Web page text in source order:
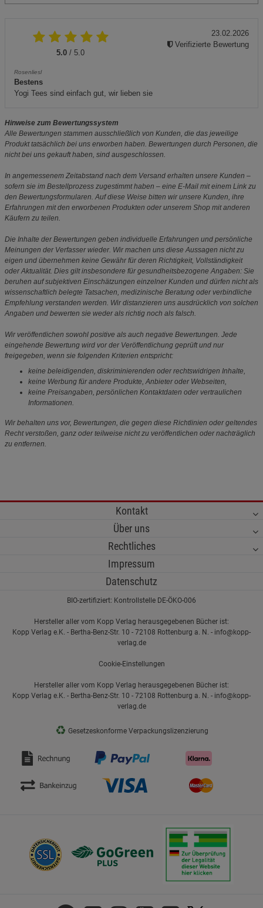
5.0 / 5.0
Rosenliesl
Bestens
Yogi Tees sind einfach gut, wir lieben sie
23.02.2026
Verifizierte Bewertung
Hinweise zum Bewertungssystem
Alle Bewertungen stammen ausschließlich von Kunden, die das jeweilige
Produkt tatsächlich bei uns erworben haben. Bewertungen durch Personen, die
nicht bei uns gekauft haben, sind ausgeschlossen.
In angemessenem Zeitabstand nach dem Versand erhalten unsere Kunden –
sofern sie im Bestellprozess zugestimmt haben – eine E-Mail mit einem Link zu
den Bewertungsformularen. Auf diese Weise bitten wir unsere Kunden, ihre
Erfahrungen mit den erworbenen Produkten oder unserem Shop mit anderen
Käufern zu teilen.
Die Inhalte der Bewertungen geben individuelle Erfahrungen und persönliche
Meinungen der Verfasser wieder. Wir machen uns diese Aussagen nicht zu
eigen und übernehmen keine Gewähr für deren Richtigkeit, Vollständigkeit
oder Aktualität. Dies gilt insbesondere für gesundheitsbezogene Angaben: Sie
beruhen auf subjektiven Einschätzungen einzelner Kunden und dürfen nicht als
wissenschaftlich belegte Tatsachen, medizinische Beratung oder verbindliche
Empfehlung verstanden werden. Wir distanzieren uns ausdrücklich von solchen
Angaben und bewerten sie weder als richtig noch als falsch.
Wir veröffentlichen sowohl positive als auch negative Bewertungen. Jede
eingehende Bewertung wird vor der Veröffentlichung geprüft und nur
freigegeben, wenn sie folgenden Kriterien entspricht:
keine beleidigenden, diskriminierenden oder rechtswidrigen Inhalte,
keine Werbung für andere Produkte, Anbieter oder Webseiten,
keine Preisangaben, persönlichen Kontaktdaten oder vertraulichen
Informationen.
Wir behalten uns vor, Bewertungen, die gegen diese Richtlinien oder geltendes
Recht verstoßen, ganz oder teilweise nicht zu veröffentlichen oder nachträglich
zu entfernen.
Kontakt
Über uns
Rechtliches
Impressum
Datenschutz
BIO-zertifiziert: Kontrollstelle DE-ÖKO-006
Hersteller aller vom Kopp Verlag herausgegebenen Bücher ist:
Kopp Verlag e.K. - Bertha-Benz-Str. 10 - 72108 Rottenburg a. N. - info@kopp-
verlag.de
Cookie-Einstellungen
Hersteller aller vom Kopp Verlag herausgegebenen Bücher ist:
Kopp Verlag e.K. - Bertha-Benz-Str. 10 - 72108 Rottenburg a. N. - info@kopp-
verlag.de
♻ Gesetzeskonforme Verpackungslizenzierung